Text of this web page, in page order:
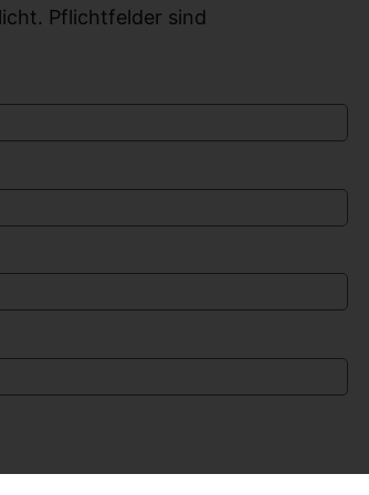
Pflichtfelder sind